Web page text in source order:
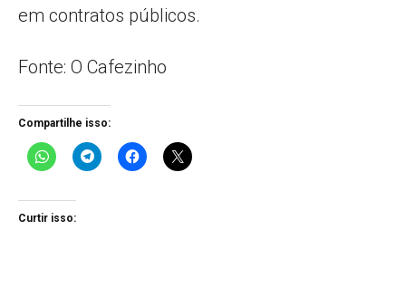
em contratos públicos.
Fonte: O Cafezinho
Compartilhe isso:
Curtir isso: